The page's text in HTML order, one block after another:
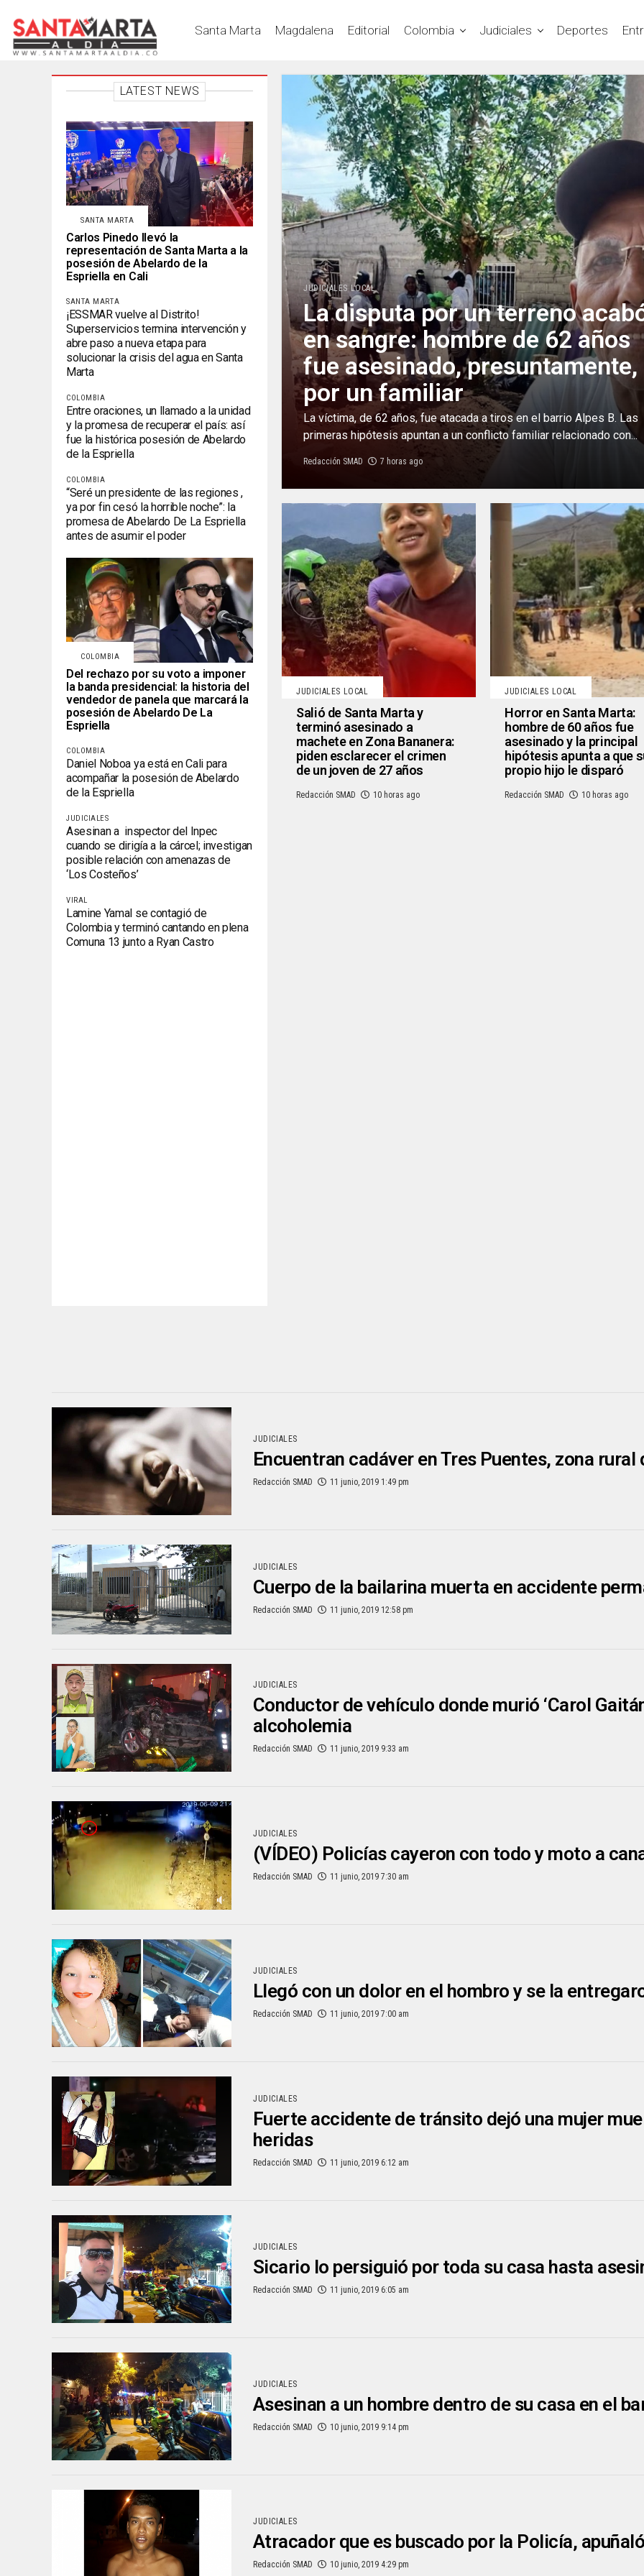
Santa Marta Magdalena Editorial Colombia Judiciales Deportes
JUDICIALES LOCAL
La disputa por un terreno
en sangre: hombre de 62 años
fue asesinado, presuntamente,
por un familiar
La víctima, de 62 años, fue atacada a tiros en el barrio Alpes B. Las
primeras hipótesis apuntan a un conflicto familiar relacionado con...
Redacción SMAD 7 horas ago
JUDICIALES LOCAL
Salió de Santa Marta y
terminó asesinado a
machete en Zona Bananera:
piden esclarecer el crimen
de un joven de 27 años
Redacción SMAD 10 horas ago
JUDICIALES LOCAL
Horror en Santa Marta:
hombre de 60 años fue
asesinado y la principal
hipótesis apunta a que
propio hijo le disparó
Redacción SMAD 10 horas ago
LATEST NEWS
SANTA MARTA
Carlos Pinedo llevó la
representación de Santa Marta a la
posesión de Abelardo de la
Espriella en Cali
SANTA MARTA
¡ESSMAR vuelve al Distrito!
Superservicios termina intervención y
abre paso a nueva etapa para
solucionar la crisis del agua en Santa
Marta
COLOMBIA
Entre oraciones, un llamado a la unidad
y la promesa de recuperar el país: así
fue la histórica posesión de Abelardo
de la Espriella
COLOMBIA
“Seré un presidente de las regiones ,
ya por fin cesó la horrible noche”: la
promesa de Abelardo De La Espriella
antes de asumir el poder
COLOMBIA
Del rechazo por su voto a imponer
la banda presidencial: la historia del
vendedor de panela que marcará la
posesión de Abelardo De La
Espriella
COLOMBIA
Daniel Noboa ya está en Cali para
acompañar la posesión de Abelardo
de la Espriella
JUDICIALES
Asesinan a inspector del Inpec
cuando se dirigía a la cárcel; investigan
posible relación con amenazas de
‘Los Costeños’
VIRAL
Lamine Yamal se contagió de
Colombia y terminó cantando en plena
Comuna 13 junto a Ryan Castro
JUDICIALES
Encuentran cadáver en Tres Puentes, zona
Redacción SMAD 11 junio, 2019 1:49 pm
JUDICIALES
Cuerpo de la bailarina muerta en accidente
Redacción SMAD 11 junio, 2019 12:58 pm
JUDICIALES
Conductor de vehículo donde murió ‘Carol
alcoholemia
Redacción SMAD 11 junio, 2019 9:33 am
JUDICIALES
(VÍDEO) Policías cayeron con todo y moto a
Redacción SMAD 11 junio, 2019 7:30 am
JUDICIALES
Llegó con un dolor en el hombro y se la
Redacción SMAD 11 junio, 2019 7:00 am
JUDICIALES
Fuerte accidente de tránsito dejó una mujer
heridas
Redacción SMAD 11 junio, 2019 6:12 am
JUDICIALES
Sicario lo persiguió por toda su casa hasta
Redacción SMAD 11 junio, 2019 6:05 am
JUDICIALES
Asesinan a un hombre dentro de su casa en el
Redacción SMAD 10 junio, 2019 9:14 pm
JUDICIALES
Atracador que es buscado por la Policía,
Redacción SMAD 10 junio, 2019 4:29 pm